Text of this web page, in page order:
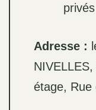
privés
Adresse :
étage, Rue